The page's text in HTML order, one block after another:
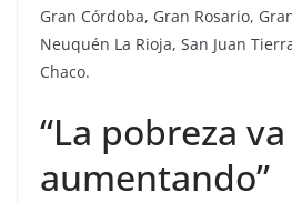
Gran Córdoba, Gran Rosario,
Neuquén La Rioja, San Juan
Chaco.
“La pobreza
aumentando”